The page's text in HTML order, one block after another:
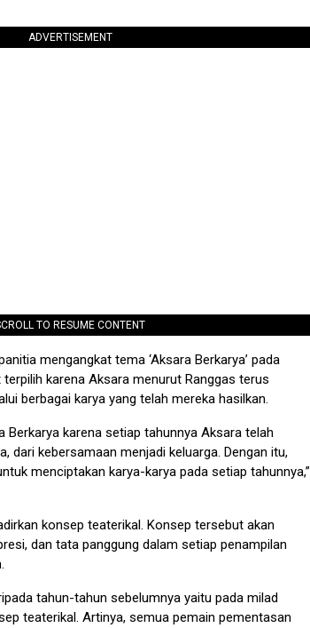
ADVERTISEMENT
TO RESUME CONTENT
mengangkat tema ‘Aksara Berkarya’ pada
karena Aksara menurut Ranggas terus
berbagai karya yang telah mereka hasilkan.
Berkarya karena setiap tahunnya Aksara telah
dari kebersamaan menjadi keluarga. Dengan itu,
menciptakan karya-karya pada setiap tahunnya,”
konsep teaterikal. Konsep tersebut akan
dan tata panggung dalam setiap penampilan
tahun-tahun sebelumnya yaitu pada milad
teaterikal. Artinya, semua pemain pementasan